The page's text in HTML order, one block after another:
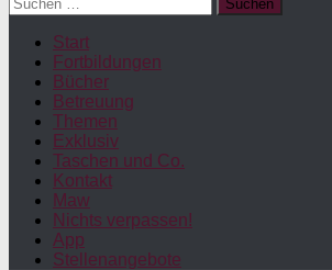
nach:
Start
Fortbildungen
Bücher
Betreuung
Themen
Exklusiv
Taschen und Co.
Kontakt
Maw
Nichts verpassen!
App
Stellenangebote